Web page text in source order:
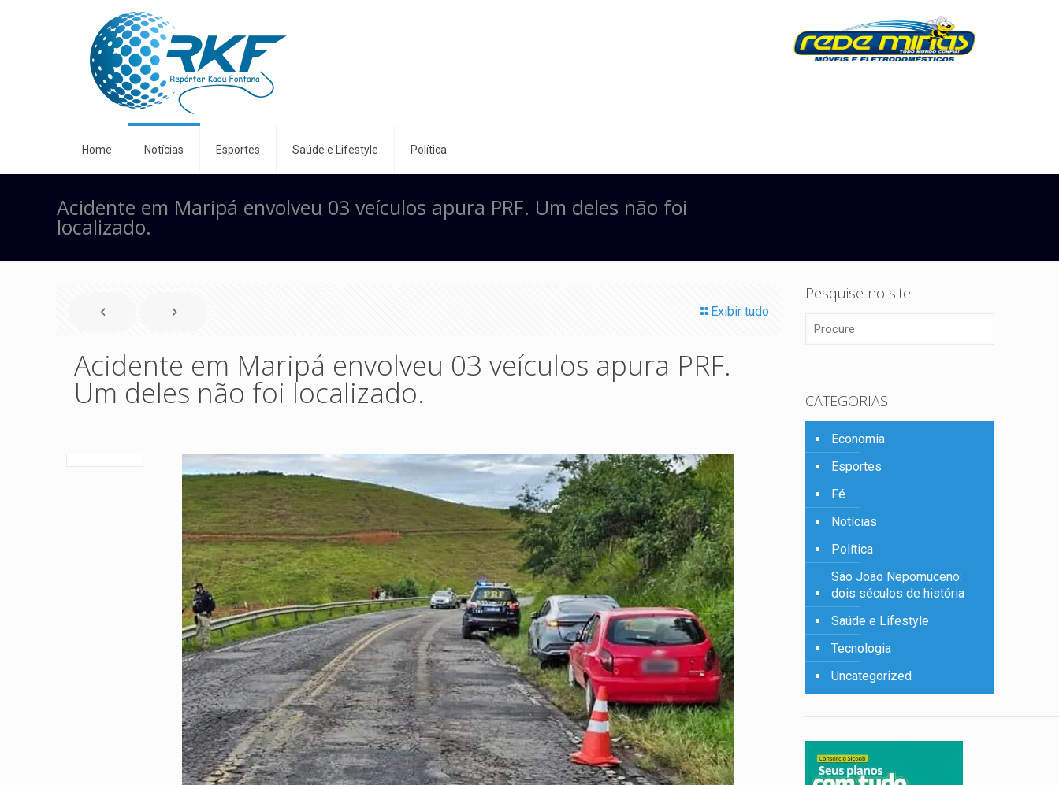
Home Notícias Esportes Saúde e Lifestyle Política
Acidente em Maripá envolveu 03 veículos apura PRF. Um deles não foi
localizado.
Exibir tudo
Acidente em Maripá envolveu 03 veículos apura PRF.
Um deles não foi localizado.
Pesquise no site
CATEGORIAS
Economia
Esportes
Fé
Notícias
Política
São João Nepomuceno:
dois séculos de história
Saúde e Lifestyle
Tecnologia
Uncategorized